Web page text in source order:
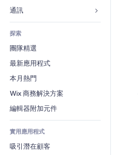
發佈網站
電子郵件
轉換率
網路課程
會計
優惠券與酬賓計劃
倉儲解決方案
廠商直送
食品及飲料
餐廳
不動產
預訂
音樂
Podcast
相片
影片
PDF
檔案分享
新聞
內容服務
地圖與導航
隱私與安全性
時鐘
網頁範本
圖片效果
按鈕與選單
橫幅與徽章
計算機
搜尋
天氣
圖表與表格
表單
部落格
投票
聊天
留言
電話
社群
評價與推薦
CRM
探索
團隊精選
最新應用程式
本月熱門
Wix 商務解決方案
編輯器附加元件
實用應用程式
吸引潛在顧客